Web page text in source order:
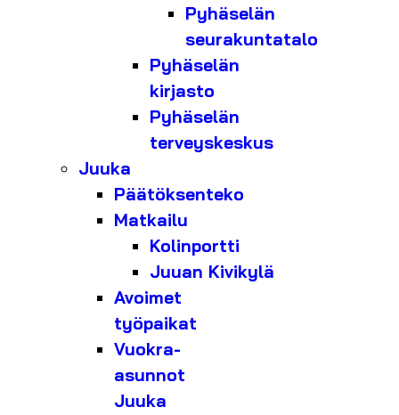
Pyhäselän
seurakuntatalo
Pyhäselän
kirjasto
Pyhäselän
terveyskeskus
Juuka
Päätöksenteko
Matkailu
Kolinportti
Juuan Kivikylä
Avoimet
työpaikat
Vuokra-
asunnot
Juuka